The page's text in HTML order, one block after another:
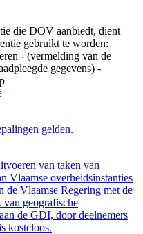
die DOV aanbiedt, dient
gebruikt te worden:
- (vermelding van de
gegevens) -
gelden.
van taken van
Vlaamse overheidsinstanties
de Vlaamse Regering met de
van geografische
de GDI, door deelnemers
kosteloos.